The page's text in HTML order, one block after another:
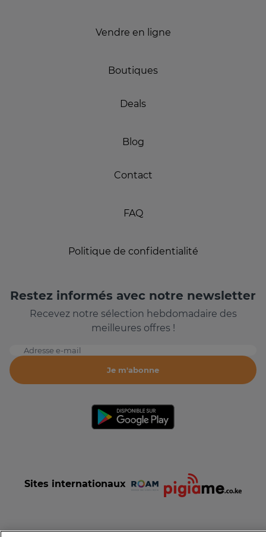
Vendre en ligne
Boutiques
Deals
Blog
Contact
FAQ
Politique de confidentialité
Restez informés avec notre newsletter
Recevez notre sélection hebdomadaire des
meilleures offres !
Adresse e-mail
Je m'abonne
Sites internationaux